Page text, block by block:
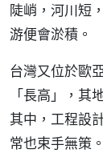
陡峭，河川短
游便會淤積。
台灣又位於歐
「長高」，
其中，工程設
常也束手無策。